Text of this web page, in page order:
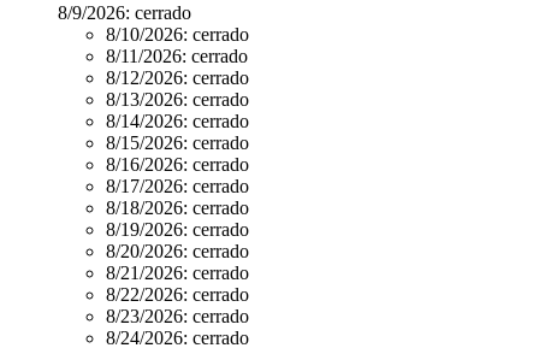
8/9/2026: cerrado
8/10/2026: cerrado
8/11/2026: cerrado
8/12/2026: cerrado
8/13/2026: cerrado
8/14/2026: cerrado
8/15/2026: cerrado
8/16/2026: cerrado
8/17/2026: cerrado
8/18/2026: cerrado
8/19/2026: cerrado
8/20/2026: cerrado
8/21/2026: cerrado
8/22/2026: cerrado
8/23/2026: cerrado
8/24/2026: cerrado